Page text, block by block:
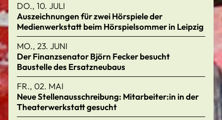
DO., 10. JULI
Auszeichnungen für zwei Hörspiele der
Medienwerkstatt beim Hörspielsommer in Leipzig
MO., 23. JUNI
Der Finanzsenator Björn Fecker besucht
Baustelle des Ersatzneubaus
FR., 02. MAI
Neue Stellenausschreibung: Mitarbeiter:in in der
Theaterwerkstatt gesucht